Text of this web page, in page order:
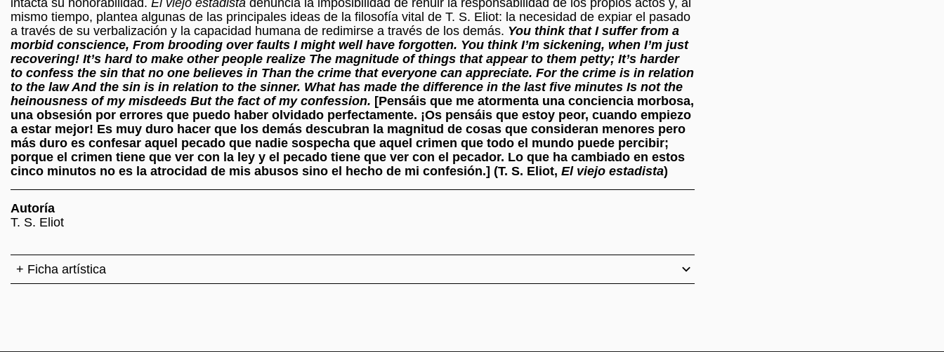
intacta su honorabilidad. El viejo estadista denuncia la imposibilidad de rehuir la responsabilidad de los propios actos y, al
mismo tiempo, plantea algunas de las principales ideas de la filosofía vital de T. S. Eliot: la necesidad de expiar el pasado
a través de su verbalización y la capacidad humana de redimirse a través de los demás. You think that I suffer from a
morbid conscience, From brooding over faults I might well have forgotten. You think I’m sickening, when I’m just
recovering! It’s hard to make other people realize The magnitude of things that appear to them petty; It’s harder
to confess the sin that no one believes in Than the crime that everyone can appreciate. For the crime is in relation
to the law And the sin is in relation to the sinner. What has made the difference in the last five minutes Is not the
heinousness of my misdeeds But the fact of my confession. [Pensáis que me atormenta una conciencia morbosa,
una obsesión por errores que puedo haber olvidado perfectamente. ¡Os pensáis que estoy peor, cuando empiezo
a estar mejor! Es muy duro hacer que los demás descubran la magnitud de cosas que consideran menores pero
más duro es confesar aquel pecado que nadie sospecha que aquel crimen que todo el mundo puede percibir;
porque el crimen tiene que ver con la ley y el pecado tiene que ver con el pecador. Lo que ha cambiado en estos
cinco minutos no es la atrocidad de mis abusos sino el hecho de mi confesión.] (T. S. Eliot, El viejo estadista)
Autoría
T. S. Eliot
+ Ficha artística